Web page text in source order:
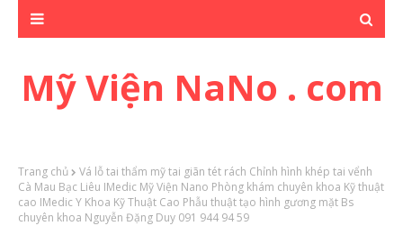
Mỹ Viện NaNo . com
Trang chủ
Vá lỗ tai thẩm mỹ tai giãn tét rách Chỉnh hình khép tai vểnh
Cà Mau Bạc Liêu IMedic Mỹ Viện Nano Phòng khám chuyên khoa Kỹ thuật
cao IMedic Y Khoa Kỹ Thuật Cao Phẫu thuật tạo hình gương mặt Bs
chuyên khoa Nguyễn Đặng Duy 091 944 94 59